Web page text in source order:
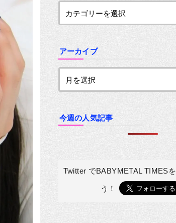
アーカイブ
今週の人気記事
Twitter でBABYMETAL TIMESを
う！